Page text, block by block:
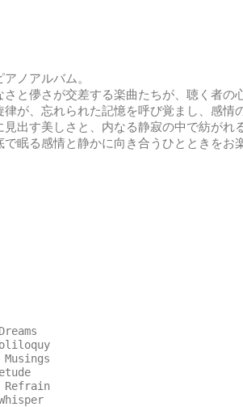
ノアルバム。
と儚さが交差する楽曲たちが、聴く者の
が、忘れられた記憶を呼び覚まし、感情
出す美しさと、内なる静寂の中で紡がれ
眠る感情と静かに向き合うひとときをお
Refrain